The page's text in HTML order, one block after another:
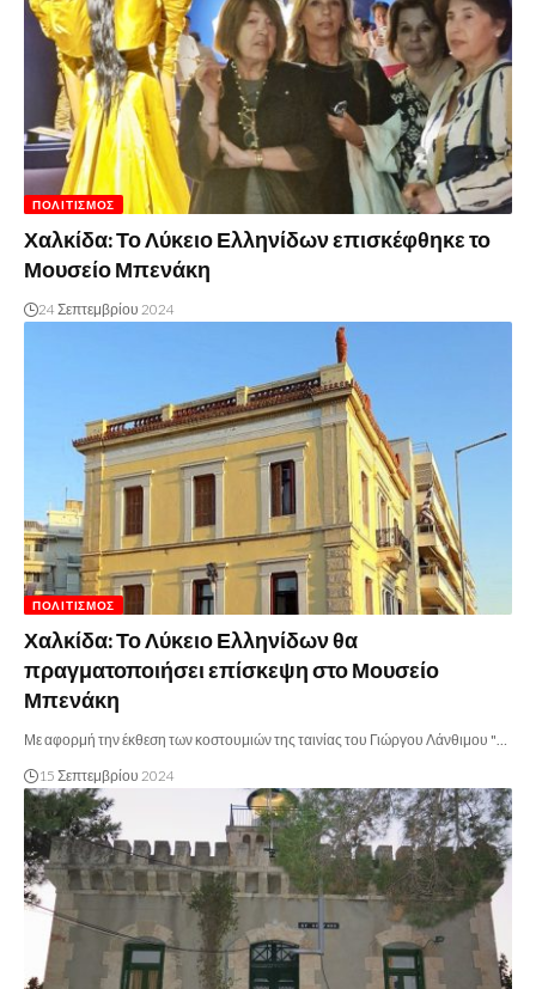
ΠΟΛΙΤΙΣΜΌΣ
Χαλκίδα: Το Λύκειο Ελληνίδων επισκέφθηκε το
Μουσείο Μπενάκη
24 Σεπτεμβρίου 2024
ΠΟΛΙΤΙΣΜΌΣ
Χαλκίδα: Το Λύκειο Ελληνίδων θα
πραγματοποιήσει επίσκεψη στο Μουσείο
Μπενάκη
Με αφορμή την έκθεση των κοστουμιών της ταινίας του Γιώργου Λάνθιμου "…
15 Σεπτεμβρίου 2024